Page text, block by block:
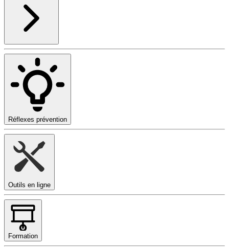
Réflexes prévention
Outils en ligne
Formation